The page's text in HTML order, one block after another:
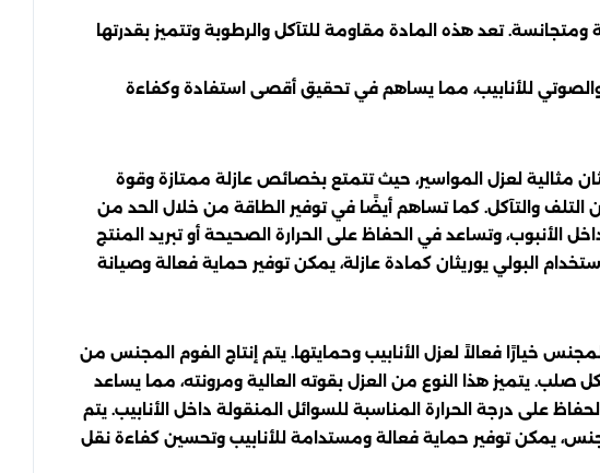
تعد هذه المادة مقاومة للتآكل والرطوبة وتتميز بقدرتها
والصوتي للأنابيب، مما يساهم في تحقيق أقصى استفادة وكفاءة
مثالية لعزل المواسير، حيث تتمتع بخصائص عازلة ممتازة وقوة
التلف والتآكل. كما تساهم أيضًا في توفير الطاقة من خلال الحد من
الأنبوب، وتساعد في الحفاظ على الحرارة الصحيحة أو تبريد المنتج
البولي يوريثان كمادة عازلة، يمكن توفير حماية فعالة وصيانة
خيارًا فعالاً لعزل الأنابيب وحمايتها. يتم إنتاج الفوم المجنس من
يتميز هذا النوع من العزل بقوته العالية ومرونته، مما يساعد
على درجة الحرارة المناسبة للسوائل المنقولة داخل الأنابيب. يتم
يمكن توفير حماية فعالة ومستدامة للأنابيب وتحسين كفاءة نقل